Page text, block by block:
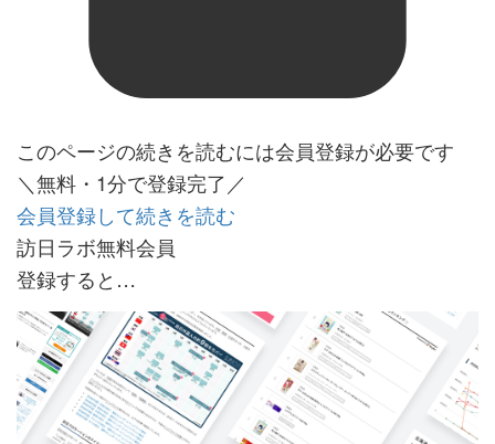
このページの続きを読むには会員登録が必要です
＼無料・1分で登録完了／
会員登録して続きを読む
訪日ラボ無料会員
登録すると…